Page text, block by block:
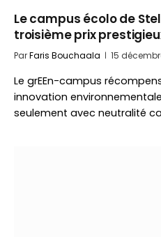
Le campus écolo de
troisième prix
ParFaris Bouchaala 15
Le grEEn-campus
innovation
seulement avec neutralité